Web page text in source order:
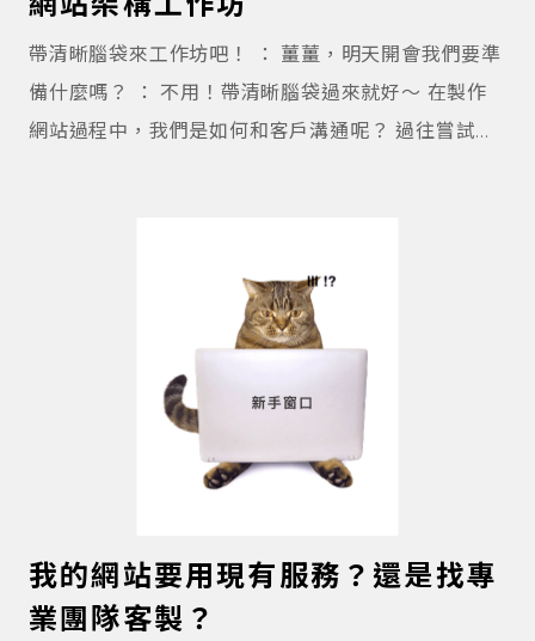
帶清晰腦袋來工作坊吧！ ： 薑薑，明天開會我們要準
備什麼嗎？ ： 不用！帶清晰腦袋過來就好～ 在製作
網站過程中，我們是如何和客戶溝通呢？ 過往嘗試多
出一款合適的流程，混合線上工作坊 & 非同步溝通。
✦​ 工作坊之前，我們會先提供文件，讓窗口帶回團隊
討論，對齊內部想法 – ( 非同步溝通 ) ✦​ 工作坊之中，
我們會和客戶一起協作文件，將不順邏輯敲定 – ( 同步
溝通 ) ✦​ 工作坊之後，我們會追蹤上一階段文件，請
窗口繼續確認，也會解鎖下一階段文件交付 – ( 非同步
邏輯，一起協作敲定，節省來回時間。無法敲定的，
紀錄在文件上，之後再用非同步回報。 經過多次專案
我的網站要用現有服務？還是找專
業團隊客製？